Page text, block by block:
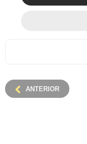
ANTERIOR